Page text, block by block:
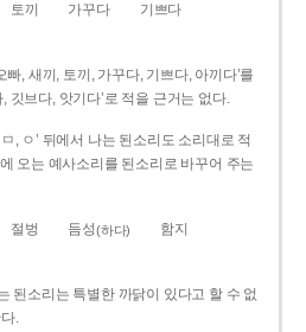
토끼 가꾸다
기쁘다
빠, 새끼, 토끼, 가꾸다, 기쁘다, 아끼다’를
깃브다, 앗기다’로 적을 근거는 없다.
, ㅇ’ 뒤에서 나는 된소리도 소리대로 적
오는 예사소리를 된소리로 바꾸어 주는
절벙 듬성(하다)
함지
된소리는 특별한 까닭이 있다고 할 수 없
.